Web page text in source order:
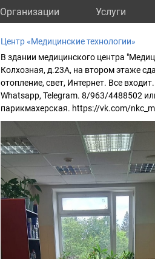
Организации Услуги
Центр «Медицинские технологии»
В здании медицинского центра
Колхозная, д.23А, на втором этаже
отопление, свет, Интернет. Все
Whatsapp, Telegram. 8/963/4488502
парикмахерская. https://vk.com/